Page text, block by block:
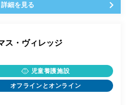
詳細を見る
ス・ヴィレッジ
児童養護施設
オフラインとオンライン